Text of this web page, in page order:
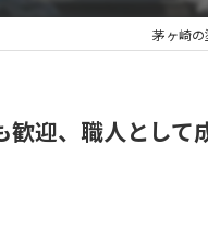
茅ヶ崎
迎、職人として